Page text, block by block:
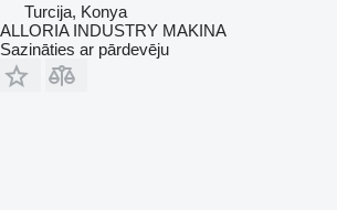
Turcija, Konya
ALLORIA INDUSTRY MAKINA
Sazināties ar pārdevēju